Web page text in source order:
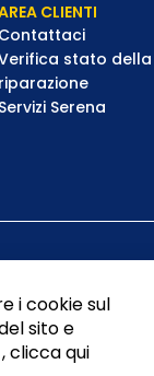
CLIENTI
Contattaci
stato della
riparazione
Servizi Serena
i cookie sul
sito e
clicca qui